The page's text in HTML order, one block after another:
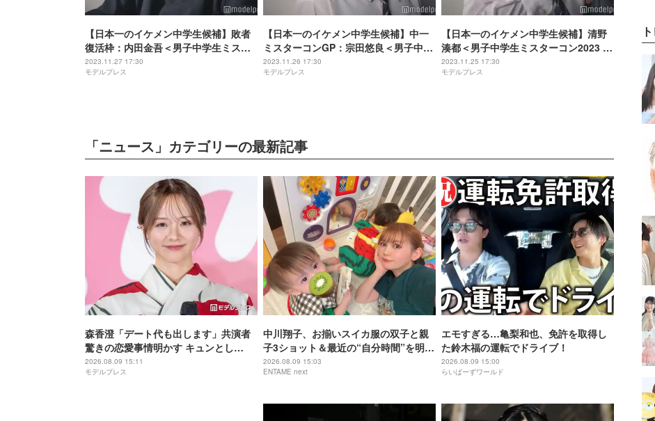
【日本一のイケメン中学生候補】敗者
復活枠：内田金吾＜男子中学生ミスタ
ーコン2023 ファイナリスト連載＞
2023.11.27 17:30
モデルプレス
【日本一のイケメン中学生候補】中一
ミスターコンGP：宗田悠良＜男子中学
生ミスターコン2023 ファイナリスト連
載＞
2023.11.26 17:30
モデルプレス
【日本一のイケメン中学生候補】清野
湊都＜男子中学生ミスターコン2023 フ
ァイナリスト連載＞
2023.11.25 17:30
モデルプレス
「ニュース」カテゴリーの最新記事
森香澄「デート代も出します」共演者
驚きの恋愛事情明かす キュンとし
た“子ども扱い”エピソードも「ドキッ
としますよね」
2026.08.09 15:11
モデルプレス
中川翔子、お揃いスイカ服の双子と親
子3ショット＆最近の“自分時間”を明か
す
2026.08.09 15:03
ENTAME next
エモすぎる…亀梨和也、免許を取得し
た鈴木福の運転でドライブ！
2026.08.09 15:00
らいばーずワールド